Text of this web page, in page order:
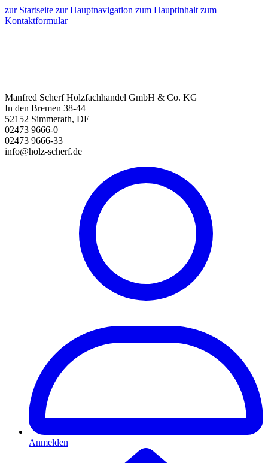
zur Startseite zur Hauptnavigation zum Hauptinhalt zum
Kontaktformular
Manfred Scherf Holzfachhandel GmbH & Co. KG
In den Bremen 38-44
52152 Simmerath, DE
02473 9666-0
02473 9666-33
info@holz-scherf.de
Anmelden